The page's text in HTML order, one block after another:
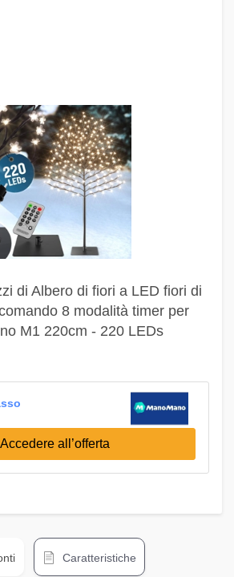
di Albero di fiori a LED fiori di
8 modalità timer per
M1 220cm - 220 LEDs
Accedere all’offerta
Caratteristiche